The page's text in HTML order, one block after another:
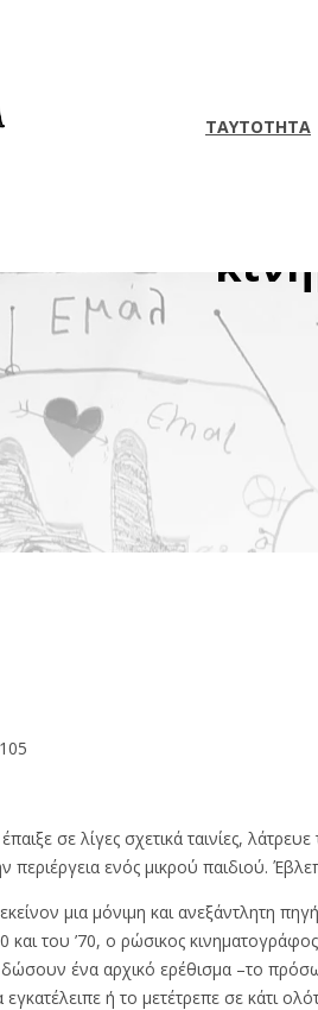
ΤΑΥΤΟΤΗΤΑ
ο
σε λίγες σχετικά ταινίες,
περιέργεια ενός μικρού παιδιού.
μια μόνιμη και ανεξάντλητη
και του ’70, ο ρώσικος
ένα αρχικό ερέθισμα –το
ή το μετέτρεπε σε κάτι